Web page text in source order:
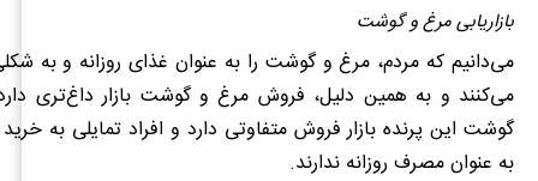
بازاریابی مرغ و گوشت
می‌دانیم که مردم، مرغ و گوشت را به ‌عنوان غذای روزانه و به
می‌کنند و به همین دلیل، فروش مرغ و گوشت بازار داغ‌تری
گوشت این پرنده بازار فروش متفاوتی دارد و افراد تمایلی به
به‌ عنوان مصرف روزانه ندارند.